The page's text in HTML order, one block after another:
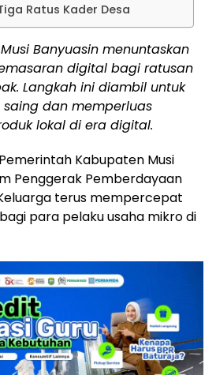
Ratus Kader Desa
Banyuasin menuntaskan
digital bagi ratusan
Langkah ini diambil untuk
dan memperluas
lokal di era digital.
Kabupaten Musi
Penggerak Pemberdayaan
terus mempercepat
para pelaku usaha mikro di